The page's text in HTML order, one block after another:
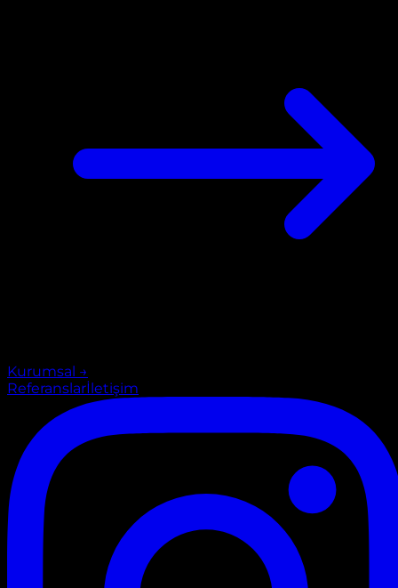
Kurumsal →
Referanslarİletişim